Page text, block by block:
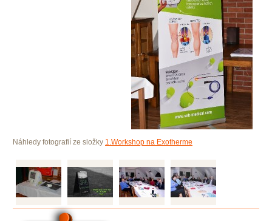
Náhledy fotografií ze složky 1.Workshop na Exotherme